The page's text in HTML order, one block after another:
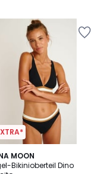
MOON
Bikinioberteil Dino